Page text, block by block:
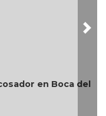
en Boca del